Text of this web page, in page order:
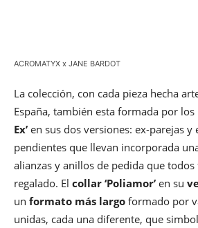
ACROMATYX x JANE BARDOT
La colección, con cada pieza hecha
España, también esta formada por los
Ex’ en sus dos versiones: ex-parejas
pendientes que llevan incorporada
alianzas y anillos de pedida que todos
regalado. El collar ‘Poliamor’ en su
un formato más largo formado por
unidas, cada una diferente, que